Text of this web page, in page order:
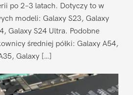
po 2–3 latach. Dotyczy to w
modeli: Galaxy S23, Galaxy
Galaxy S24 Ultra. Podobne
średniej półki: Galaxy A54,
Galaxy […]